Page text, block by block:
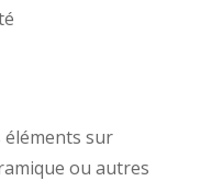
éléments sur
ou autres